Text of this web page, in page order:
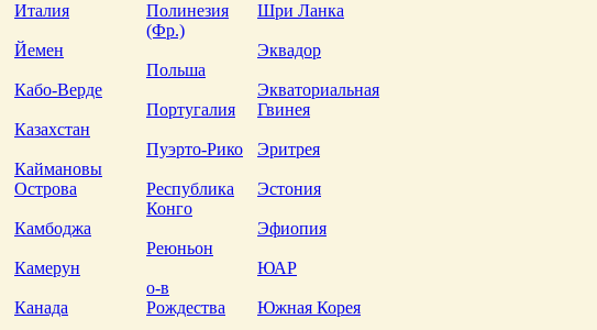
Италия
Йемен
Кабо-Верде
Казахстан
Каймановы
Острова
Камбоджа
Камерун
Канада
Полинезия
(Фр.)
Польша
Португалия
Пуэрто-Рико
Республика
Конго
Реюньон
о-в
Рождества
Шри Ланка
Эквадор
Экваториальная
Гвинея
Эритрея
Эстония
Эфиопия
ЮАР
Южная Корея